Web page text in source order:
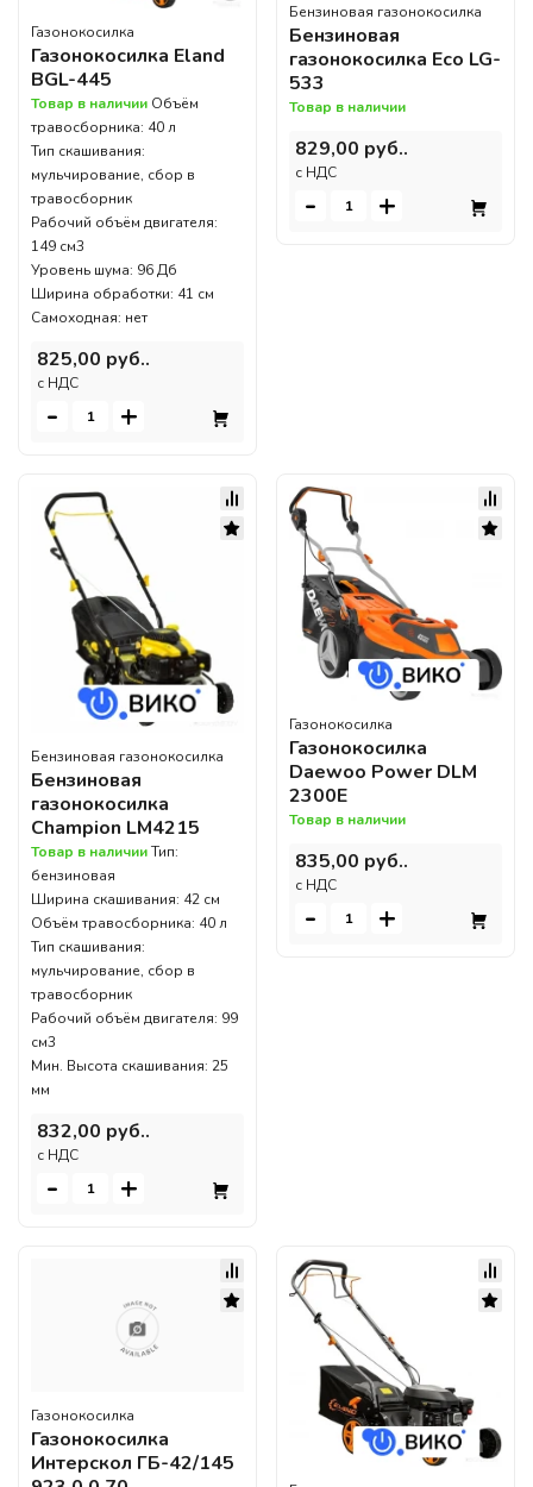
Газонокосилка
Газонокосилка Eland
BGL-445
Товар в наличии Объём
травосборника: 40 л
Тип скашивания:
мульчирование, сбор в
травосборник
Рабочий объём двигателя:
149 см3
Уровень шума: 96 Дб
Ширина обработки: 41 см
Самоходная: нет
825,00 руб..
c НДС
- +
Бензиновая газонокосилка
Бензиновая
газонокосилка Eco LG-
533
Товар в наличии
829,00 руб..
c НДС
- +
Бензиновая газонокосилка
Бензиновая
газонокосилка
Champion LM4215
Товар в наличииТип:
бензиновая
Ширина скашивания: 42 см
Объём травосборника: 40 л
Тип скашивания:
мульчирование, сбор в
травосборник
Рабочий объём двигателя: 99
см3
Мин. Высота скашивания: 25
мм
832,00 руб..
c НДС
- +
Газонокосилка
Газонокосилка
Daewoo Power DLM
2300E
Товар в наличии
835,00 руб..
c НДС
- +
Газонокосилка
Газонокосилка
Интерскол ГБ-42/145